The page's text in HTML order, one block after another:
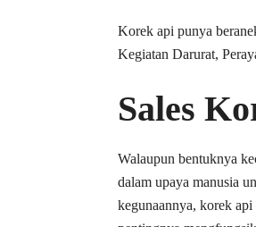
Korek api punya
Kegiatan Darurat,
Sales
Walaupun bentuknya
dalam upaya manusia
kegunaannya, korek